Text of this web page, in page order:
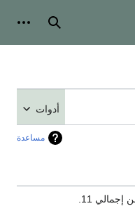
بحث
أدوات
مساعدة